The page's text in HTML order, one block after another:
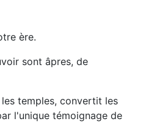
ère.
sont âpres, de
temples, convertit les
l'unique témoignage de